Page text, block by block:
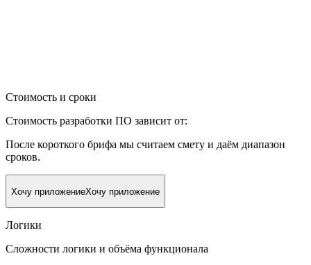
Стоимость и сроки
Стоимость разработки ПО зависит от:
После короткого брифа мы считаем смету и даём диапазон
сроков.
Хочу приложениеХочу приложение
Логики
Сложности логики и объёма функционала